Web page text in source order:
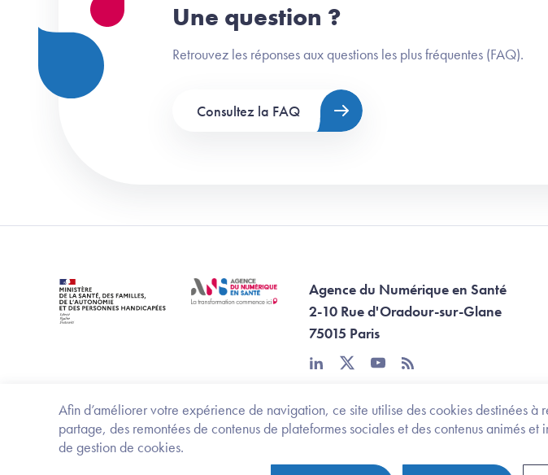
Afin d’améliorer votre expérience de navigation, ce site utilise des cookies destinées
partage, des remontées de contenus de plateformes sociales et des contenus animés
de gestion de cookies.
Une question ?
Retrouvez les réponses aux questions les plus fréquentes (FAQ).
Consultez la FAQ
Agence du Numérique en Santé
2-10 Rue d'Oradour-sur-Glane
75015 Paris
linkedintwitteryoutube
rss
Ministère de la santé, des familles, de l'autonomie et des personnes